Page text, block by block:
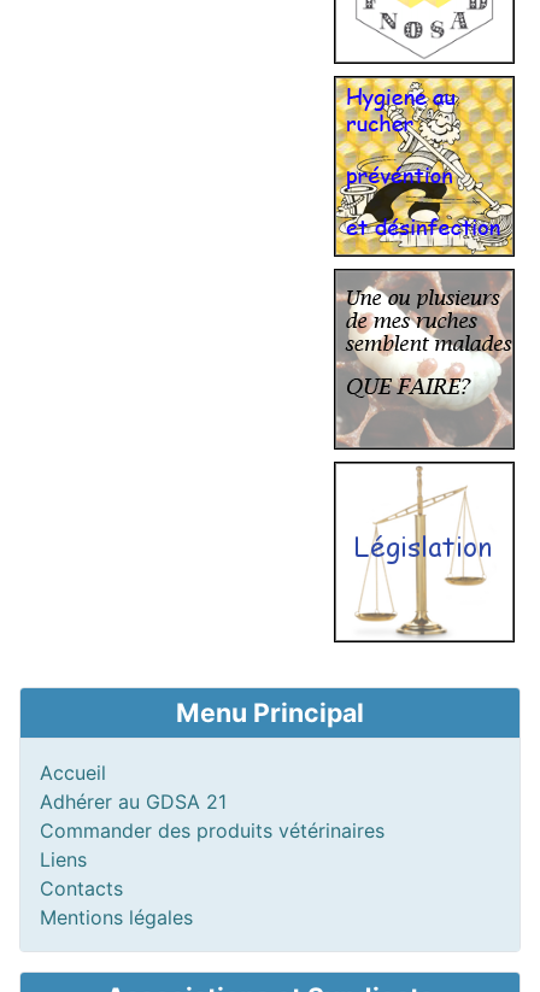
Menu Principal
Accueil
Adhérer au GDSA 21
Commander des produits vétérinaires
Liens
Contacts
Mentions légales